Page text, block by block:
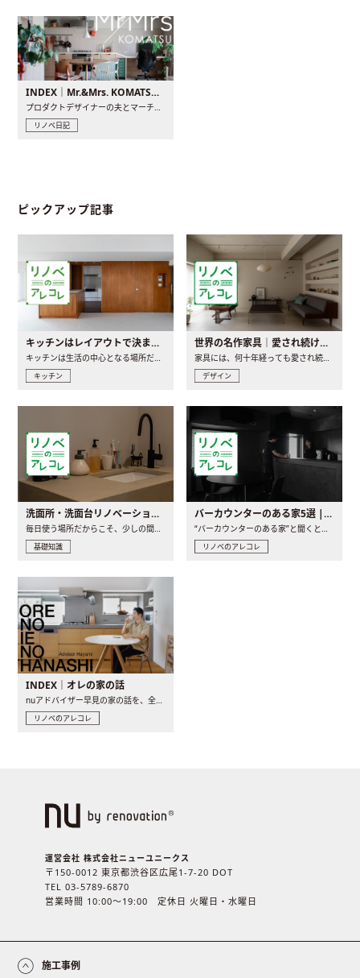
INDEX｜Mr.&Mrs. KOMATSU renovation diary
プロダクトデザイナーの夫とマーチャンダイザーの妻が、夫婦で..
リノベ日記
ピックアップ記事
キッチンはレイアウトで決まる。後悔しないための考え方と選び方
キッチン
世界の名作家具｜愛され続ける理由と一生モノとの出会い方
デザイン
洗面所・洗面台リノベーションの事例と間取りアイデア
毎日使う場所だからこそ、少しの間取りの工夫や素材の選び方で..
基礎知識
バーカウンターのある家5選 | 日常に馴染む“距離の近い”キッチンとは
“バーカウンターのある家”と聞くと、少し特別な、大人のための..
リノベのアレコレ
INDEX｜オレの家の話
nuアドバイザー早見の家の話を、全4話でお届け。リノベーションを..
リノベのアレコレ
運営会社 株式会社ニューユニークス
〒150-0012 東京都渋谷区広尾1-7-20 DOT
TEL 03-5789-6870
営業時間 10:00〜19:00 定休日 火曜日・水曜日
施工事例